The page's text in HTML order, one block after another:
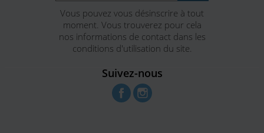
Vous pouvez vous désinscrire à tout
moment. Vous trouverez pour cela
nos informations de contact dans les
conditions d'utilisation du site.
Suivez-nous
Facebook